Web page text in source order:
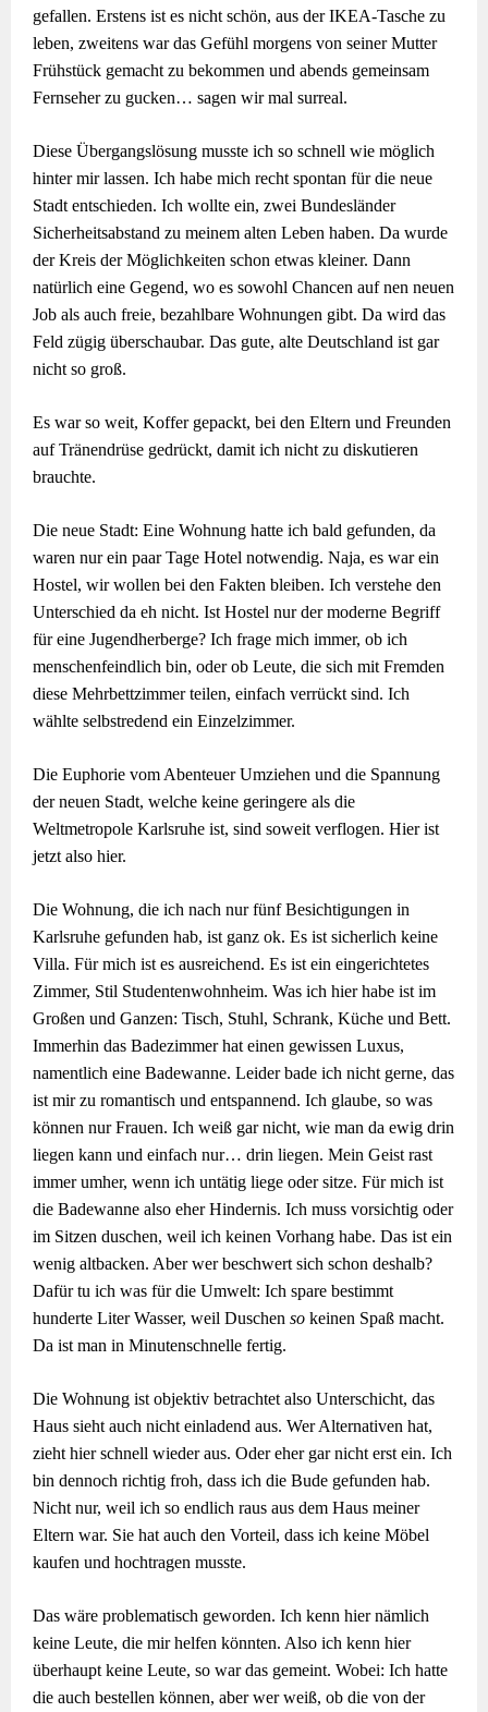
gefallen. Erstens ist es nicht schön, aus der IKEA-Tasche zu
leben, zweitens war das Gefühl morgens von seiner Mutter
Frühstück gemacht zu bekommen und abends gemeinsam
Fernseher zu gucken… sagen wir mal surreal.
Diese Übergangslösung musste ich so schnell wie möglich
hinter mir lassen. Ich habe mich recht spontan für die neue
Stadt entschieden. Ich wollte ein, zwei Bundesländer
Sicherheitsabstand zu meinem alten Leben haben. Da wurde
der Kreis der Möglichkeiten schon etwas kleiner. Dann
natürlich eine Gegend, wo es sowohl Chancen auf nen neuen
Job als auch freie, bezahlbare Wohnungen gibt. Da wird das
Feld zügig überschaubar. Das gute, alte Deutschland ist gar
nicht so groß.
Es war so weit, Koffer gepackt, bei den Eltern und Freunden
auf Tränendrüse gedrückt, damit ich nicht zu diskutieren
brauchte.
Die neue Stadt: Eine Wohnung hatte ich bald gefunden, da
waren nur ein paar Tage Hotel notwendig. Naja, es war ein
Hostel, wir wollen bei den Fakten bleiben. Ich verstehe den
Unterschied da eh nicht. Ist Hostel nur der moderne Begriff
für eine Jugendherberge? Ich frage mich immer, ob ich
menschenfeindlich bin, oder ob Leute, die sich mit Fremden
diese Mehrbettzimmer teilen, einfach verrückt sind. Ich
wählte selbstredend ein Einzelzimmer.
Die Euphorie vom Abenteuer Umziehen und die Spannung
der neuen Stadt, welche keine geringere als die
Weltmetropole Karlsruhe ist, sind soweit verflogen. Hier ist
jetzt also hier.
Die Wohnung, die ich nach nur fünf Besichtigungen in
Karlsruhe gefunden hab, ist ganz ok. Es ist sicherlich keine
Villa. Für mich ist es ausreichend. Es ist ein eingerichtetes
Zimmer, Stil Studentenwohnheim. Was ich hier habe ist im
Großen und Ganzen: Tisch, Stuhl, Schrank, Küche und Bett.
Immerhin das Badezimmer hat einen gewissen Luxus,
namentlich eine Badewanne. Leider bade ich nicht gerne, das
ist mir zu romantisch und entspannend. Ich glaube, so was
können nur Frauen. Ich weiß gar nicht, wie man da ewig drin
liegen kann und einfach nur… drin liegen. Mein Geist rast
immer umher, wenn ich untätig liege oder sitze. Für mich ist
die Badewanne also eher Hindernis. Ich muss vorsichtig oder
im Sitzen duschen, weil ich keinen Vorhang habe. Das ist ein
wenig altbacken. Aber wer beschwert sich schon deshalb?
Dafür tu ich was für die Umwelt: Ich spare bestimmt
hunderte Liter Wasser, weil Duschenso keinen Spaß macht.
Da ist man in Minutenschnelle fertig.
Die Wohnung ist objektiv betrachtet also Unterschicht, das
Haus sieht auch nicht einladend aus. Wer Alternativen hat,
zieht hier schnell wieder aus. Oder eher gar nicht erst ein. Ich
bin dennoch richtig froh, dass ich die Bude gefunden hab.
Nicht nur, weil ich so endlich raus aus dem Haus meiner
Eltern war. Sie hat auch den Vorteil, dass ich keine Möbel
kaufen und hochtragen musste.
Das wäre problematisch geworden. Ich kenn hier nämlich
keine Leute, die mir helfen könnten. Also ich kenn hier
überhaupt keine Leute, so war das gemeint. Wobei: Ich hatte
die auch bestellen können, aber wer weiß, ob die von der